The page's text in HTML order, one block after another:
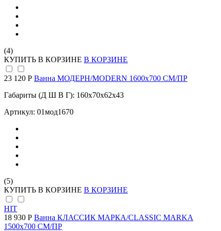
(4)
КУПИТЬ В КОРЗИНЕ В КОРЗИНЕ
23 120 Р Ванна МОДЕРН/MODERN 1600х700 СМ/ПР
Габариты (Д Ш В Г): 160x70x62x43
Артикул: 01мод1670
(5)
КУПИТЬ В КОРЗИНЕ В КОРЗИНЕ
HIT
18 930 Р Ванна КЛАССИК МАРКА/CLASSIC MARKA
1500х700 СМ/ПР